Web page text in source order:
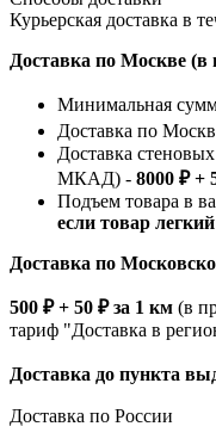
Курьерская доставка в
Доставка по Москве
Минимальная
Доставка по
Доставка
МКАД) - 8000 ₽
Подъем товара в
если товар
Доставка по
500 ₽ + 50 ₽ за 1 км (в
тариф "Доставка в
Доставка до пункта
Доставка по России